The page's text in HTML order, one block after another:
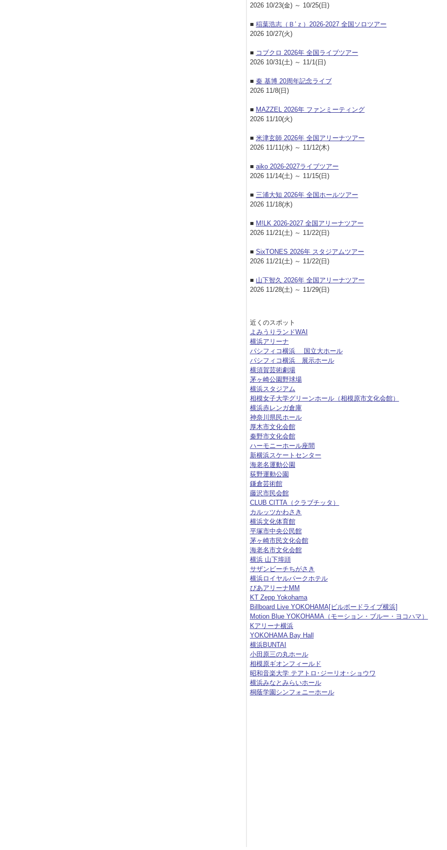
2026 10/23(金) ～ 10/25(日)
■ 稲葉浩志（Ｂ’ｚ）2026-2027 全国ソロツアー
2026 10/27(火)
■ コブクロ 2026年 全国ライブツアー
2026 10/31(土) ～ 11/1(日)
■ 秦 基博 20周年記念ライブ
2026 11/8(日)
■ MAZZEL 2026年 ファンミーティング
2026 11/10(火)
■ 米津玄師 2026年 全国アリーナツアー
2026 11/11(水) ～ 11/12(木)
■ aiko 2026-2027ライブツアー
2026 11/14(土) ～ 11/15(日)
■ 三浦大知 2026年 全国ホールツアー
2026 11/18(水)
■ M!LK 2026-2027 全国アリーナツアー
2026 11/21(土) ～ 11/22(日)
■ SixTONES 2026年 スタジアムツアー
2026 11/21(土) ～ 11/22(日)
■ 山下智久 2026年 全国アリーナツアー
2026 11/28(土) ～ 11/29(日)
近くのスポット
よみうりランドWAI
横浜アリーナ
パシフィコ横浜 国立大ホール
パシフィコ横浜 展示ホール
横須賀芸術劇場
茅ヶ崎公園野球場
横浜スタジアム
相模女子大学グリーンホール（相模原市文化会館）
横浜赤レンガ倉庫
神奈川県民ホール
厚木市文化会館
秦野市文化会館
ハーモニーホール座間
新横浜スケートセンター
海老名運動公園
荻野運動公園
鎌倉芸術館
藤沢市民会館
CLUB CITTA（クラブチッタ）
カルッツかわさき
横浜文化体育館
平塚市中央公民館
茅ヶ崎市民文化会館
海老名市文化会館
横浜 山下埠頭
サザンビーチちがさき
横浜ロイヤルパークホテル
ぴあアリーナMM
KT Zepp Yokohama
Billboard Live YOKOHAMA[ビルボードライブ横浜]
Motion Blue YOKOHAMA（モーション・ブルー・ヨコハマ）
Kアリーナ横浜
YOKOHAMA Bay Hall
横浜BUNTAI
小田原三の丸ホール
相模原ギオンフィールド
昭和音楽大学 テアトロ･ジーリオ･ショウワ
横浜みなとみらいホール
桐蔭学園シンフォニーホール